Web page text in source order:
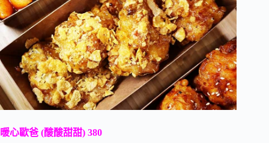
暖心歐爸 (酸酸甜甜) 380